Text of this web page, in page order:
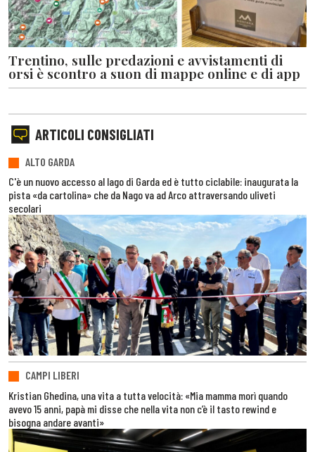
Trentino, sulle predazioni e avvistamenti di
orsi è scontro a suon di mappe online e di app
ARTICOLI CONSIGLIATI
ALTO GARDA
C'è un nuovo accesso al lago di Garda ed è tutto ciclabile: inaugurata la
pista «da cartolina» che da Nago va ad Arco attraversando uliveti
secolari
CAMPI LIBERI
Kristian Ghedina, una vita a tutta velocità: «Mia mamma morì quando
avevo 15 anni, papà mi disse che nella vita non c’è il tasto rewind e
bisogna andare avanti»